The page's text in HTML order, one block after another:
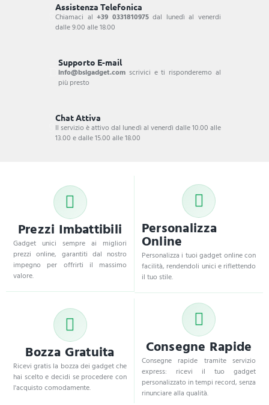
Assistenza Telefonica
Chiamaci al+39 0331810975dal lunedì al venerdi
dalle 9.00 alle 18.00
Supporto E-mail
info@bsigadget.com scrivici e ti risponderemo al
più presto
Chat Attiva
Il servizio è attivo dal lunedì al venerdì dalle 10.00 alle
13.00 e dalle 15.00 alle 18.00
Prezzi Imbattibili
Gadget unici sempre ai migliori
prezzi online, garantiti dal nostro
impegno per offrirti il massimo
valore.
Personalizza
Online
Personalizza i tuoi gadget online con
facilità, rendendoli unici e riflettendo
il tuo stile.
Bozza Gratuita
Ricevi gratis la bozza dei gadget che
hai scelto e decidi se procedere con
l'acquisto comodamente.
Consegne Rapide
Consegne rapide tramite servizio
express: ricevi il tuo gadget
personalizzato in tempi record, senza
rinunciare alla qualità.